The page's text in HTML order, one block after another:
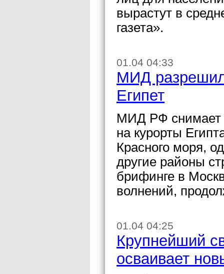
вырастут в
газета».
01.04 04:33
МИД разрешил
Египет
МИД РФ снимает
на курорты
Красного моря,
другие районы
брифинге в
волнений,
01.04 04:25
Крупнейший
осваивает